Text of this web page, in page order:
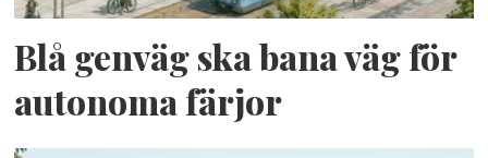
Blå genväg ska bana väg för
autonoma färjor